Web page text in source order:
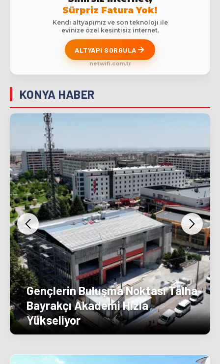
Sürpriz Fatura Yok!
Kendi altyapımız ve son teknoloji ile
evinize özel kesintisiz internet.
ALTYAPI SORGULA
netwifi.com.tr
KONYA HABER
Gençlerin Buluşma Noktası Talha
Bayrakçı Akademi Hızla
Yükseliyor